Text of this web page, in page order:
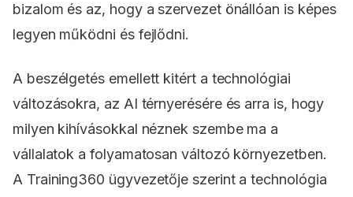
bizalom és az, hogy a szervezet önállóan is képes
legyen működni és fejlődni.
A beszélgetés emellett kitért a technológiai
változásokra, az AI térnyerésére és arra is, hogy
milyen kihívásokkal néznek szembe ma a
vállalatok a folyamatosan változó környezetben.
A Training360 ügyvezetője szerint a technológia